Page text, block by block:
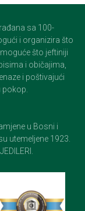
sa 100-
i organizira što
što jeftiniji
i običajima,
i poštivajući
u Bosni i
utemeljene 1923.